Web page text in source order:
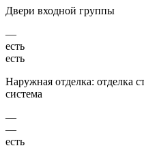
Двери входной группы
—
есть
есть
Наружная отделка: отделка
система
—
—
есть